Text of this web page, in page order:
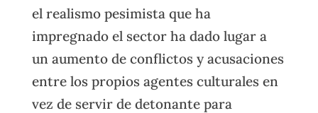
el realismo pesimista que ha
impregnado el sector ha dado lugar a
un aumento de conflictos y acusaciones
entre los propios agentes culturales en
vez de servir de detonante para